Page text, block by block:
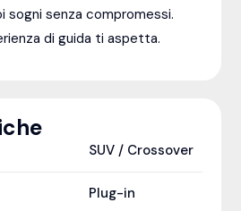
sogni senza compromessi.
di guida ti aspetta.
SUV / Crossover
Plug-in